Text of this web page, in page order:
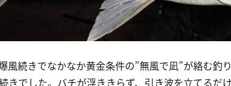
風続きでなかなか黄金条件の”無風で凪”が絡む釣
きでした。バチが浮ききらず、引き波を立てるだ